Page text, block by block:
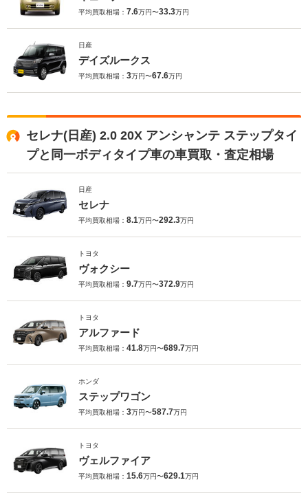
平均買取相場： 7.6万円〜33.3万円
日産
デイズルークス
平均買取相場： 3万円〜67.6万円
セレナ(日産) 2.0 20X アンシャンテ ステップタイ
プと同一ボディタイプ車の車買取・査定相場
日産
セレナ
平均買取相場： 8.1万円〜292.3万円
トヨタ
ヴォクシー
平均買取相場： 9.7万円〜372.9万円
トヨタ
アルファード
平均買取相場： 41.8万円〜689.7万円
ホンダ
ステップワゴン
平均買取相場： 3万円〜587.7万円
トヨタ
ヴェルファイア
平均買取相場： 15.6万円〜629.1万円